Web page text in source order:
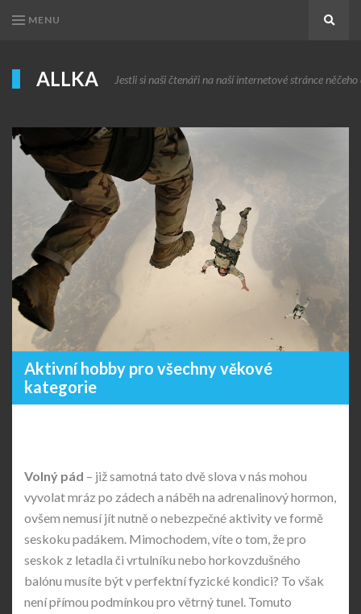
MENU
ALLKA Jestli si naši čtenáři na naší internetové stránce
Aktivní hobby pro všechny věkové
kategorie
Volný pád – již samotná tato dvě slova v nás mohou
vyvolat mráz po zádech a náběh na adrenalinový hormon,
ovšem nemusí jít nutně o nebezpečné aktivity ve formě
seskoku padákem. Mimochodem, víte o tom, že pro
seskok z letadla či vrtulníku nebo horkovzdušného
balónu musíte být v perfektní fyzické kondici? To však
není přímou podmínkou pro větrný tunel. Tomuto